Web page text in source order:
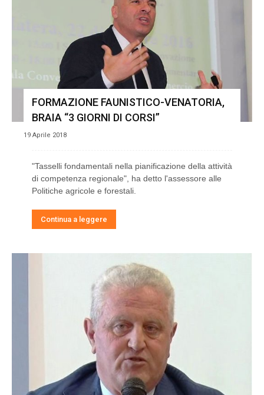
FORMAZIONE FAUNISTICO-VENATORIA,
BRAIA “3 GIORNI DI CORSI”
19 Aprile 2018
"Tasselli fondamentali nella pianificazione della attività
di competenza regionale", ha detto l'assessore alle
Politiche agricole e forestali.
Continua a leggere